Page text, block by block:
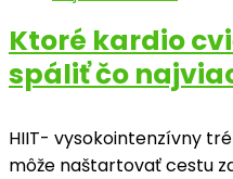
Ktoré kardio
spáliť čo
HIIT- vysokointenzívny
môže naštartovať cestu